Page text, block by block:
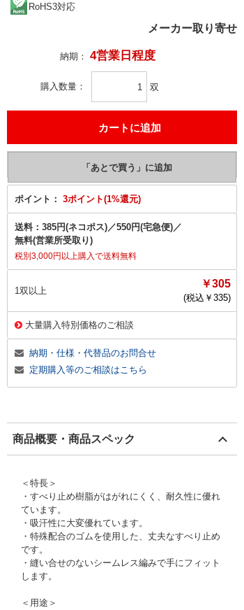
RoHS3対応
メーカー取り寄せ
納期： 4営業日程度
購入数量 双
ポイント： 3ポイント(1%還元)
送料： 385円(ネコポス)／550円(宅急便)／
無料(営業所受取り)
税別3,000円以上購入で送料無料
1双以上
￥305
(税込￥ 335)
大量購入特別価格のご相談
納期・仕様・代替品のお問合せ
定期購入等のご相談はこちら
商品概要・商品スペック
＜特長＞
・すべり止め樹脂がはがれにくく、耐久性に優れ
ています。
・吸汗性に大変優れています。
・特殊配合のゴムを使用した、丈夫なすべり止め
です。
・縫い合せのないシームレス編みで手にフィット
します。
＜用途＞